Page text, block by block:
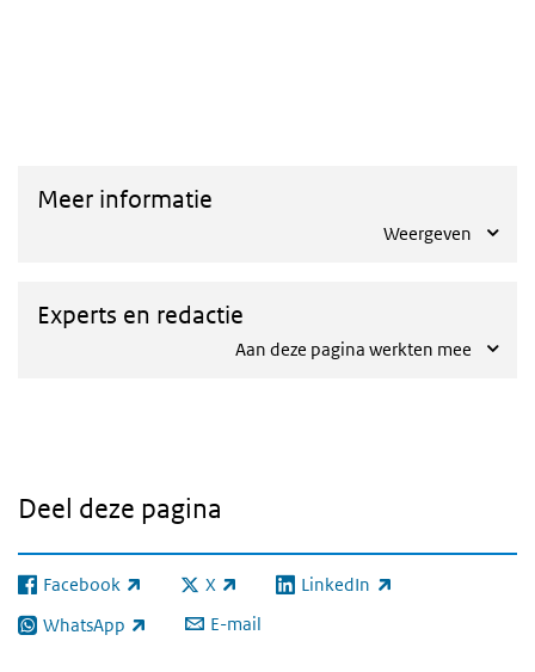
Meer informatie
Weergeven
Experts en redactie
Aan deze pagina werkten mee
Deel deze pagina
Facebook
(externe link) X
(externe link) LinkedIn
(externe link)
WhatsApp
(externe link) E-mail